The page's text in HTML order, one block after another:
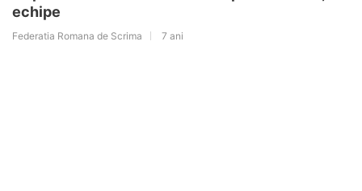
echipe
Federatia Romana de Scrima 7 ani